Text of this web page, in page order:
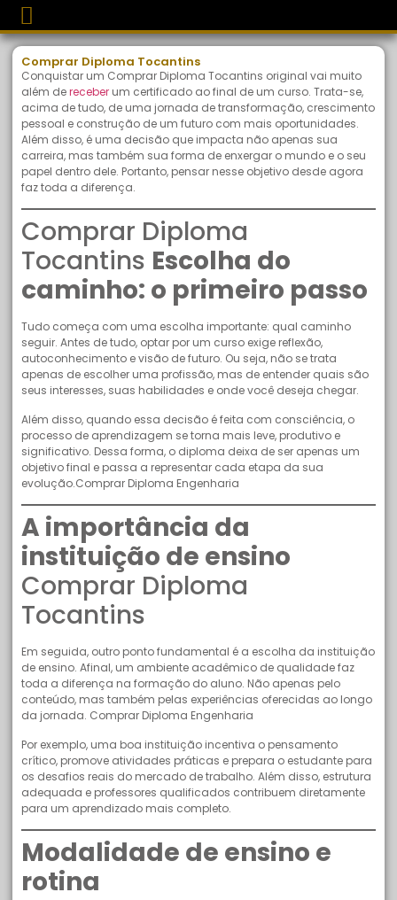
Comprar Diploma Tocantins
Conquistar um Comprar Diploma Tocantins original vai muito
além dereceber um certificado ao final de um curso. Trata-se,
acima de tudo, de uma jornada de transformação, crescimento
pessoal e construção de um futuro com mais oportunidades.
Além disso, é uma decisão que impacta não apenas sua
carreira, mas também sua forma de enxergar o mundo e o seu
papel dentro dele. Portanto, pensar nesse objetivo desde agora
faz toda a diferença.
Comprar Diploma
Tocantins Escolha do
caminho: o primeiro passo
Tudo começa com uma escolha importante: qual caminho
seguir. Antes de tudo, optar por um curso exige reflexão,
autoconhecimento e visão de futuro. Ou seja, não se trata
apenas de escolher uma profissão, mas de entender quais são
seus interesses, suas habilidades e onde você deseja chegar.
Além disso, quando essa decisão é feita com consciência, o
processo de aprendizagem se torna mais leve, produtivo e
significativo. Dessa forma, o diploma deixa de ser apenas um
objetivo final e passa a representar cada etapa da sua
evolução.Comprar Diploma Engenharia
A importância da
instituição de ensino
Comprar Diploma
Tocantins
Em seguida, outro ponto fundamental é a escolha da instituição
de ensino. Afinal, um ambiente acadêmico de qualidade faz
toda a diferença na formação do aluno. Não apenas pelo
conteúdo, mas também pelas experiências oferecidas ao longo
da jornada. Comprar Diploma Engenharia
Por exemplo, uma boa instituição incentiva o pensamento
crítico, promove atividades práticas e prepara o estudante para
os desafios reais do mercado de trabalho. Além disso, estrutura
adequada e professores qualificados contribuem diretamente
para um aprendizado mais completo.
Modalidade de ensino e
rotina